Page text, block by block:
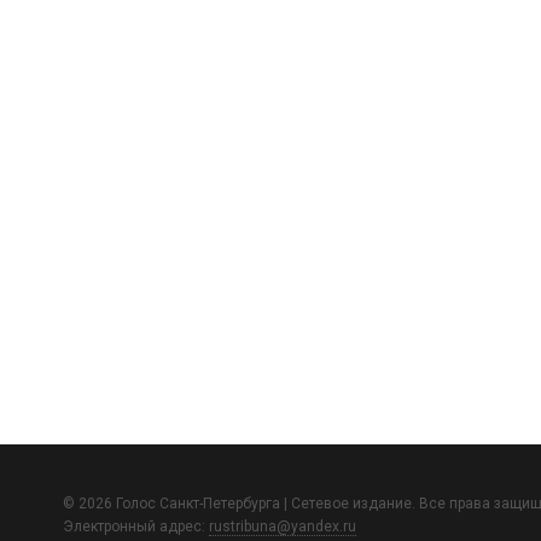
© 2026 Голос Санкт-Петербурга | Сетевое издание. Все права
Электронный адрес: rustribuna@yandex.ru